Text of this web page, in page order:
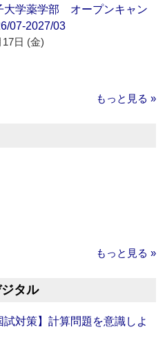
大学薬学部 オープンキャン
07-2027/03
17日 (金)
もっと見る »
もっと見る »
タル
試対策】計算問題を意識しよ